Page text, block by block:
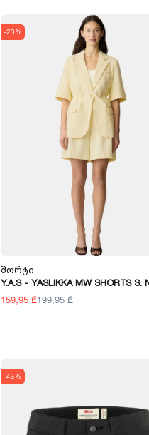
-20%
Შორტი
Y.A.S - YASLIKKA MW SHORTS S.
159,95 ₾199,95 ₾
-43%